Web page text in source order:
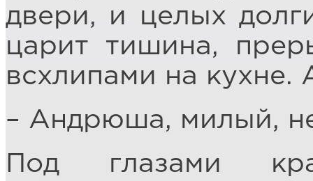
двери, и целых
царит тишина,
всхлипами на кухне.
– Андрюша, милый,
Под глазами